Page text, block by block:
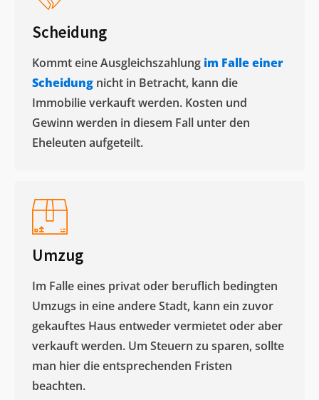
Scheidung
Kommt eine Ausgleichszahlung im Falle einer
Scheidung nicht in Betracht, kann die
Immobilie verkauft werden. Kosten und
Gewinn werden in diesem Fall unter den
Eheleuten aufgeteilt.​
Umzug
Im Falle eines privat oder beruflich bedingten
Umzugs in eine andere Stadt, kann ein zuvor
gekauftes Haus entweder vermietet oder aber
verkauft werden. Um Steuern zu sparen, sollte
man hier die entsprechenden Fristen
beachten.